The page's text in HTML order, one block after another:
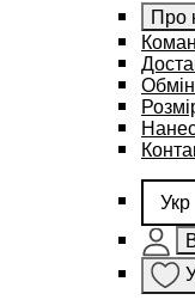
Про
Укр